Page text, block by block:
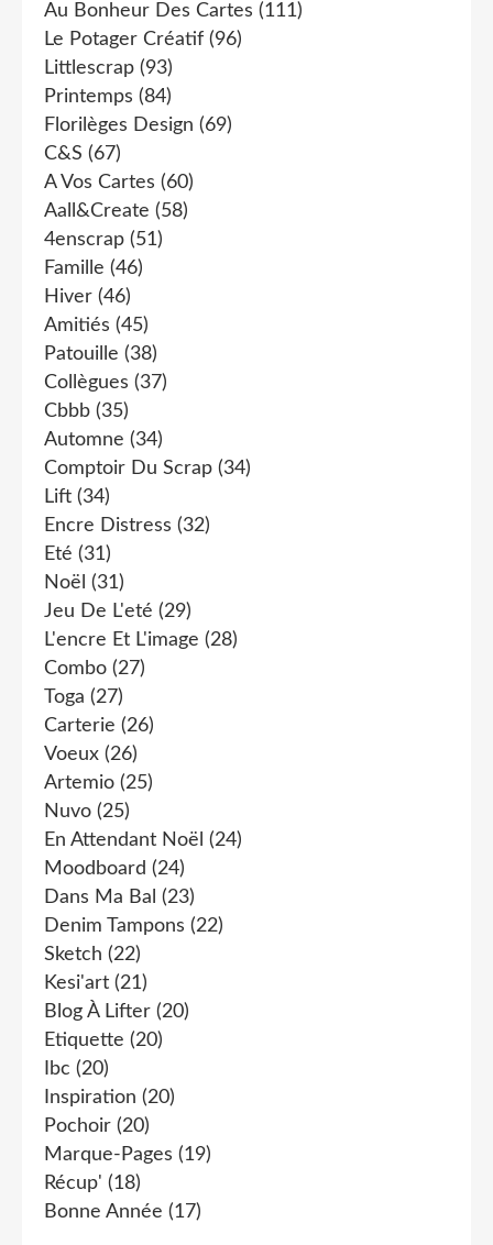
Au Bonheur Des Cartes (111)
Le Potager Créatif (96)
Littlescrap (93)
Printemps (84)
Florilèges Design (69)
C&s (67)
A Vos Cartes (60)
Aall&create (58)
4enscrap (51)
Famille (46)
Hiver (46)
Amitiés (45)
Patouille (38)
Collègues (37)
Cbbb (35)
Automne (34)
Comptoir Du Scrap (34)
Lift (34)
Encre Distress (32)
Eté (31)
Noël (31)
Jeu De L'eté (29)
L'encre Et L'image (28)
Combo (27)
Toga (27)
Carterie (26)
Voeux (26)
Artemio (25)
Nuvo (25)
En Attendant Noël (24)
Moodboard (24)
Dans Ma Bal (23)
Denim Tampons (22)
Sketch (22)
Kesi'art (21)
Blog À Lifter (20)
Etiquette (20)
Ibc (20)
Inspiration (20)
Pochoir (20)
Marque-Pages (19)
Récup' (18)
Bonne Année (17)